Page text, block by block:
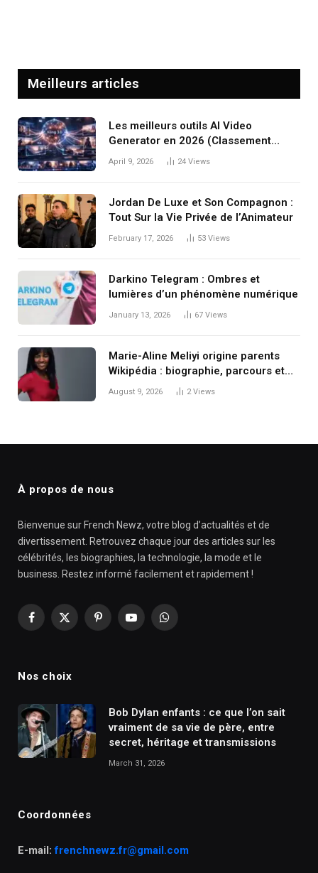
Meilleurs articles
Les meilleurs outils AI Video
Generator en 2026 (Classement
complet)
April 9, 2026 24 Views
Jordan De Luxe et Son Compagnon :
Tout Sur la Vie Privée de l’Animateur
February 17, 2026 53 Views
Darkino Telegram : Ombres et
lumières d’un phénomène numérique
January 13, 2026 67 Views
Marie-Aline Meliyi origine parents
Wikipédia : biographie, parcours et
vie familiale
August 9, 2026 2Views
À propos de nous
Bienvenue sur French Newz, votre blog d’actualités et de
divertissement. Retrouvez chaque jour des articles sur les
célébrités, les biographies, la technologie, la mode et le
business. Restez informé facilement et rapidement !
Facebook
X
PinterestYouTubeWhatsApp
Nos choix
Bob Dylan enfants : ce que l’on sait
vraiment de sa vie de père, entre
secret, héritage et transmissions
March 31, 2026
Coordonnées
E-mail:frenchnewz.fr@gmail.com